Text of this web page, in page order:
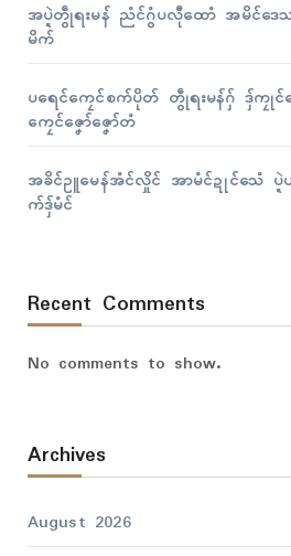
အပ္ဍဲတွဵုရးမန် ညံၚ်ဂွံပလီုထောံ အမိၚ်ဒ
မိက်
ပရေၚ်ကၠေၚ်စက်ပိုတ် တွဵုရးမန်ဂှ် ဒှ်ကၠုၚ်
ကၠေၚ်ဇၞော်ဇၞော်တံ
အခိၚ်ဥူမေန်အံၚ်လှိုၚ် အာမံၚ်ဍုၚ်သေံ ပ္
က်ဒှ်မံၚ်
Recent Comments
No comments to show.
Archives
August 2026